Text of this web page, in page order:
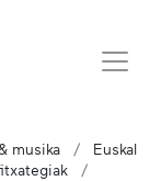
musika
Euskal